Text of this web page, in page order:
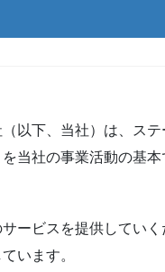
以下、当社）は、ス
当社の事業活動の基
ービスを提供してい
います。